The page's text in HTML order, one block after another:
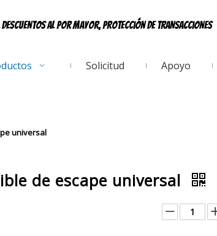
descuentos al por mayor, protección de transacciones
Solicitud Apoyo
universal
de escape universal